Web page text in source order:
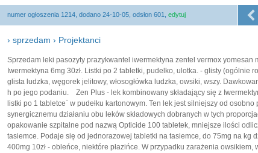
numer ogłoszenia 1214, dodano 24-10-05, odsłon 601, edytuj
› sprzedam › Projektanci
Sprzedam leki pasozyty prazykwantel iwermektyna zentel vermox
Iwermektyna 6mg 30zł. Listki po 2 tabletki, pudelko, ulotka. - glisty (ogólnie
glista ludzka, węgorek jelitowy, włosogłówka ludzka, owsiki, wszy.
h po jego podaniu. Zen Plus - lek kombinowany składający się z
listki po 1 tabletce` w pudełku kartonowym. Ten lek jest silniejszy od
synergicznemu działaniu obu leków składowych dobranych w tych
opakowanie szpitalne pod nazwą Opticide 100 tabletek, mniejsze ilości
tasiemce. Podaje się od jednorazowej tabletki na tasiemce, do 75mg na kg
400mg 10zł - obleńce, niektóre płazińce. W przypadku zarażenia owsikiem,